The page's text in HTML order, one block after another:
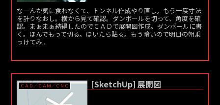
なーんか気に食わなくて、トンネル作成やり直し。もう一度寸法
を計りなおし。横から見て確認。ダンボールを切って、角度を確
認。まぁまぁ納得したのでＣＡＤで展開図作成。ダンボールに書
く。ほんでもって切る。ほいたら貼る。もう暗いので明日の朝乗
っけてみ...
ＣＡＤ／ＣＡＭ／ＣＮＣ [SketchUp] 展開図